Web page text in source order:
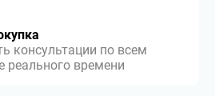
консультации по всем
времени